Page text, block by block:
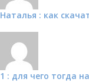
Наталья : как
1 : для чего тогда